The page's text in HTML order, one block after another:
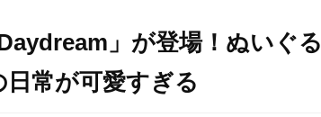
」が登場！ぬいぐる
常が可愛すぎる